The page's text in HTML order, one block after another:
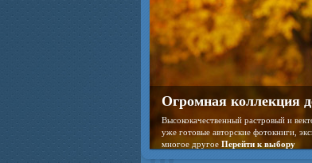
Огромная коллекция
Высококачественный растровый и
уже готовые авторские фотокниги,
многое другое Перейти к выбору